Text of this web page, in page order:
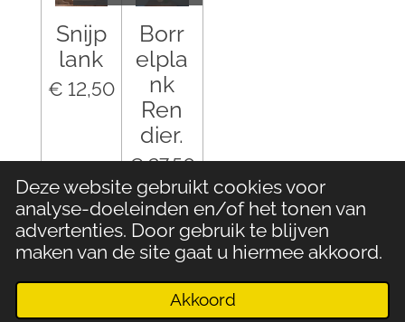
Deze website gebruikt cookies voor
analyse-doeleinden en/of het tonen van
advertenties. Door gebruik te blijven
maken van de site gaat u hiermee akkoord.
Akkoord
Snijp
lank
€ 12,50
In winkelwagen
Borr
elpla
nk
Ren
dier.
€ 27,50
Houd mij op de hoogte